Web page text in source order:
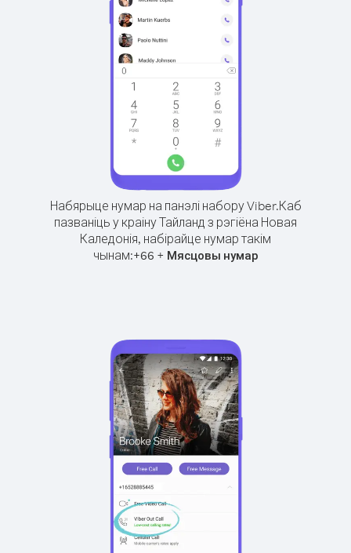
Набярыце нумар на панэлі набору Viber.Каб
пазваніць у краіну Тайланд з рэгіёна Новая
Каледонія, набірайце нумар такім
чынам:+66 + Мясцовы нумар